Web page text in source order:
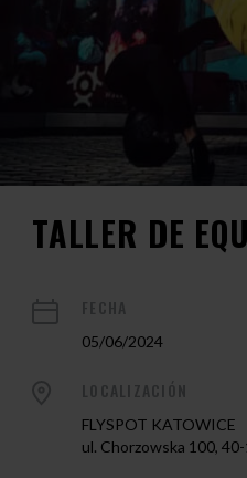
TALLER DE
05/06/2024
FLYSPOT KATOWICE
ul. Chorzowska 100,